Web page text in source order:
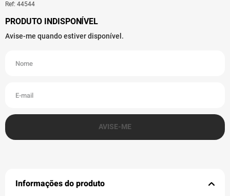
Ref: 44544
Informações do produto